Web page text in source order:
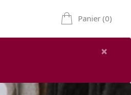
Panier (0)
×